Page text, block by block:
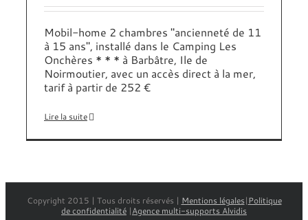
Mobil-home 2 chambres "ancienneté de 11
à 15 ans", installé dans le Camping Les
Onchères * * * à Barbâtre, Ile de
Noirmoutier, avec un accès direct à la mer,
tarif à partir de 252 €
Lire la suite
Copyright 2015 | Tous droits réservés | Mentions légales|Politique
de confidentialité |Agence multi-supports Alvidis